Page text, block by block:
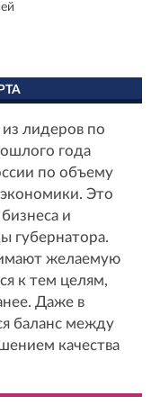
лидеров по
года
по объему
Это
и
губернатора.
желаемую
к тем целям,
Даже в
баланс между
качества